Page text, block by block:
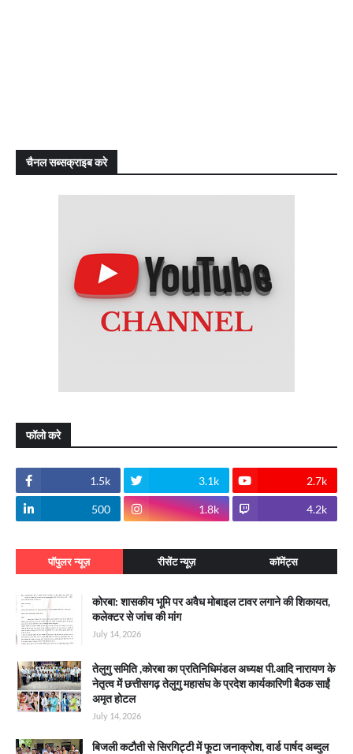
चैनल सब्सक्राइब करे
फॉलो करे
1.5k 3.1k 2.7k
500 1.8k 4.2k
पॉपुलर न्यूज़ रीसेंट न्यूज़ कॉमेंट्स
कोरबा: शासकीय भूमि पर अवैध मोबाइल टावर लगाने की शिकायत,
कलेक्टर से जांच की मांग
July 14, 2026
तेलुगु समिति ,कोरबा का प्रतिनिधिमंडल अध्यक्ष पी.आदि नारायण के
नेतृत्व में छत्तीसगढ़ तेलुगु महासंघ के प्रदेश कार्यकारिणी बैठक साईं
अमृत होटल
July 14, 2026
बिजली कटौती से सिरगिट्टी में फूटा जनाक्रोश, वार्ड पार्षद अब्दुल